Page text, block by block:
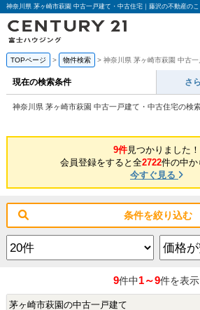
神奈川県 茅ヶ崎市萩園 中古一戸建て・中古住宅｜藤沢の不動産の
TOPページ 物件検索 神奈川県 茅ヶ崎市萩園 中古
現在の検索条件 さ
神奈川県 茅ヶ崎市萩園 中古一戸建て・中古住宅の検
9件見つかりました！
会員登録をすると全2722件の中か
今すぐ見る
条件を絞り込む
9件中1～9件を表示
茅ヶ崎市萩園の中古一戸建て